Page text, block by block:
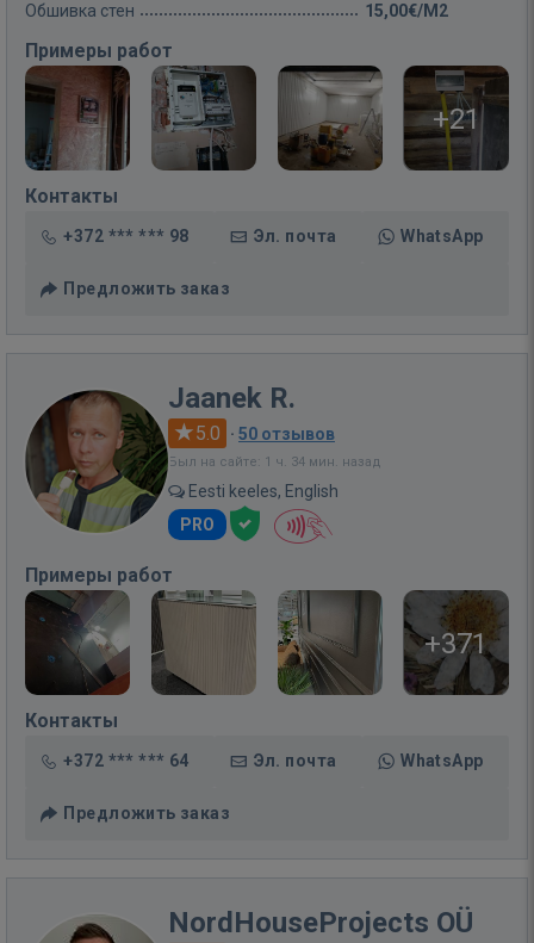
Обшивка стен 15,00€/M2
Примеры работ
+21
Контакты
+372 *** *** 98 Эл. почта WhatsApp
Предложить заказ
Jaanek R.
5.0 · 50 отзывов
Был на сайте: 1 ч. 34 мин. назад
Eesti keeles, English
PRO
Примеры работ
+371
Контакты
+372 *** *** 64 Эл. почта WhatsApp
Предложить заказ
NordHouseProjects OÜ